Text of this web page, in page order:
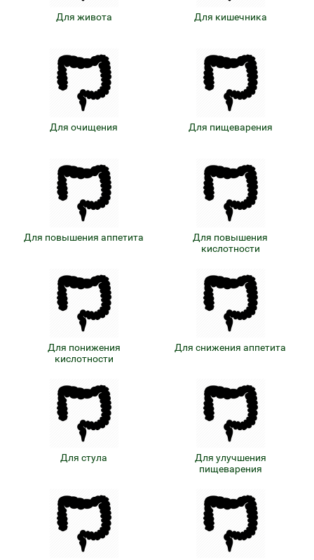
Для живота Для кишечника
Для очищения Для пищеварения
Для повышения аппетита
Для повышения
кислотности
Для понижения
кислотности
Для снижения аппетита
Для стула
Для улучшения
пищеварения